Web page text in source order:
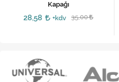
Kapağı
28,58 +kdv 35,00